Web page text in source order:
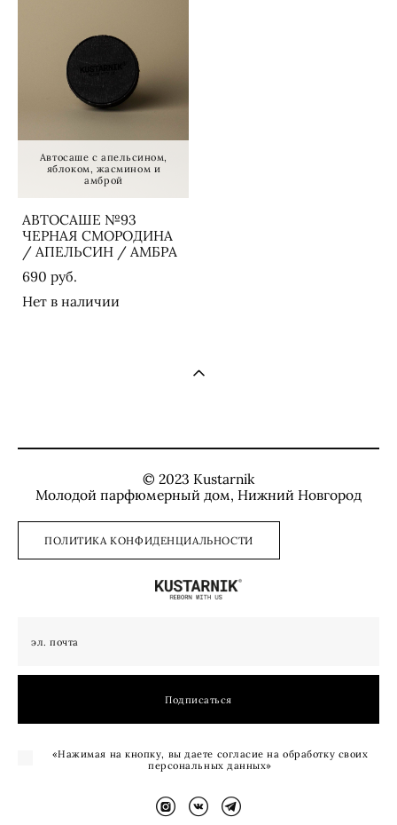
Автосаше с апельсином,
яблоком, жасмином и
амброй
АВТОСАШЕ №93
ЧЕРНАЯ СМОРОДИНА
/ АПЕЛЬСИН / АМБРА
690 pуб.
Нет в наличии
© 2023 Kustarnik
Молодой парфюмерный дом, Нижний Новгород
ПОЛИТИКА КОНФИДЕНЦИАЛЬНОСТИ
Подписаться
«Нажимая на кнопку, вы даете согласие на обработку своих
персональных данных»